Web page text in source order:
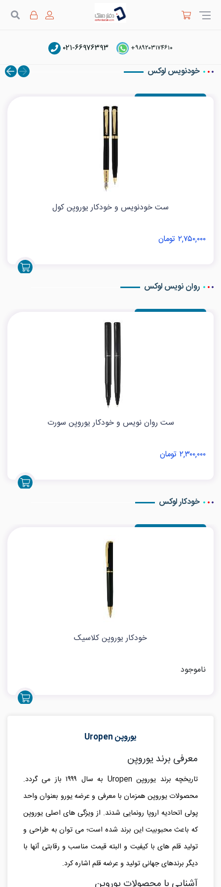
+۹۸۹۲۰۳۱۷۴۶۱۰ ۰۲۱-۶۶۹۷۶۳۹۳ یوروپن Uropen
خودنویس لوکس
ست خودنویس و خودکار یوروپن کول
۲,۷۵۰,۰۰۰ تومان
روان نویس لوکس
ست روان نویس و خودکار یوروپن سورت
۲,۳۰۰,۰۰۰ تومان
خودکار لوکس
خودکار یوروپن کلاسیک
ناموجود
یوروپن Uropen
معرفی برند یوروپن
تاریخچه برند یوروپن Uropen
به سال ۱۹۹۹ باز می گردد.
محصولات یوروپن همزمان با معرفی و عرضه یورو بعنوان واحد
پولی اتحادیه اروپا رونمایی شدند. از ویزگی های اصلی یوروپن
که باعث محبوبیت این برند شده است؛ می توان به طراحی و
تولید قلم های با کیفیت و البته قیمت مناسب و رقابتی آنها با
دیگر برندهای جهانی تولید و عرضه قلم اشاره کرد.